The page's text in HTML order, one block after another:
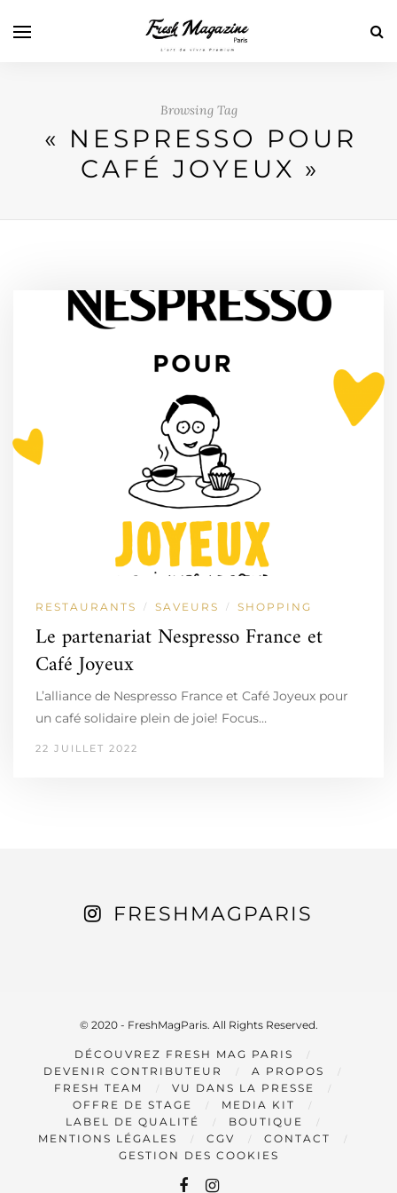
Browsing Tag
« NESPRESSO POUR
CAFÉ JOYEUX »
RESTAURANTS / SAVEURS / SHOPPING
Le partenariat Nespresso France et
Café Joyeux
L’alliance de Nespresso France et Café Joyeux pour
un café solidaire plein de joie! Focus…
22 JUILLET 2022
FRESHMAGPARIS
© 2020 - FreshMagParis. All Rights Reserved.
DÉCOUVREZ FRESH MAG PARIS
DEVENIR CONTRIBUTEUR
A PROPOS
FRESH TEAM
VU DANS LA PRESSE
OFFRE DE STAGE
MEDIA KIT
LABEL DE QUALITÉ
BOUTIQUE
MENTIONS LÉGALES
CGV
CONTACT
GESTION DES COOKIES